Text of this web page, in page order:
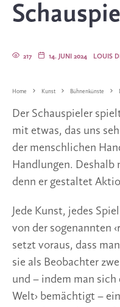
LOUIS
14. JUNI 2024
217
Home Kunst Bühnenkünste
Der Schauspieler
mit etwas, das uns
der menschlichen
Handlungen. Deshalb
denn er gestaltet
Jede Kunst, jedes
von der sogenannten
setzt voraus, dass
sie als Beobachter
und – indem man sich
Welt› bemächtigt –